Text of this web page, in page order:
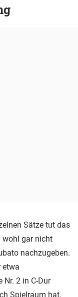
Sätze tut das
wohl gar nicht
nachzugeben.
etwa
2 in C-Dur
Spielraum hat,